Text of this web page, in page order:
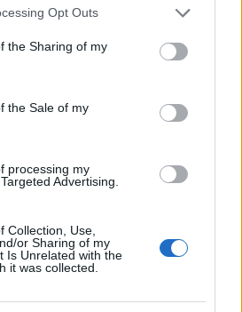
app uses one or more Google
usage behaviour. You may click to
Google and its third-party tags to
specified purposes in below Google
Opt Outs
the Sharing of my
the Sale of my
processing my
Advertising.
Collection, Use,
or Sharing of my
Is Unrelated with the
it was collected.
δεν μπόρεσε να κρύψει τη
τον David Βeckham:
της είναι απίστευτος!